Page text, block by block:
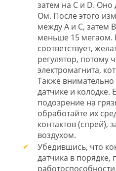
затем на С и D. Оно
Ом. После этого
между А и С, затем
меньше 15 мегаом.
соответствует,
регулятор, потому
электромагнита,
Также внимательно
датчике и колодке.
подозрение на
обработайте их
контактов (спрей),
воздухом.
Убедившись, что
датчика в порядке,